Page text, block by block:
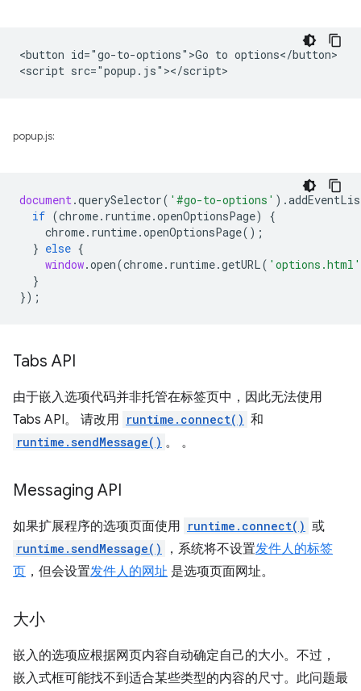
<button id="go-to-options">Go to options</button>
popup.js:
document .querySelector( '#go-to-options' ).
if (chrome. runtime.openOptionsPage)
{
chrome. runtime.openOptionsPage();
} else {
window.open(chrome. runtime.getURL( 'options.html'
}
});
Tabs API
由于嵌入选项代码并非托管在标签页中，因此无法使用
Tabs API。 请改用 runtime.connect() 和
runtime.sendMessage() 。 。
Messaging API
如果扩展程序的选项页面使用 runtime.connect() 或
runtime.sendMessage() ，系统将不设置发件人的标签
页 ，但会设置发件人的网址 是选项页面网址。
大小
嵌入的选项应根据网页内容自动确定自己的大小。不过，
嵌入式框可能找不到适合某些类型的内容的尺寸。此问题最